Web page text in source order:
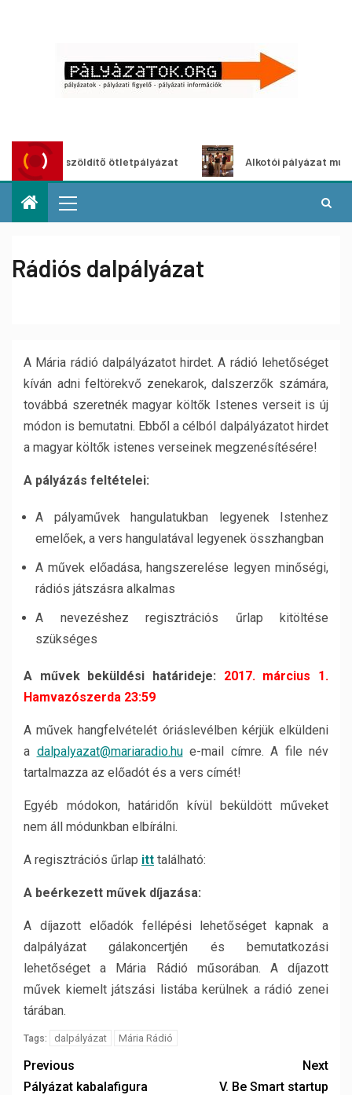
Városzöldítő ötletpályázat Alkotói pályázat
Rádiós dalpályázat
A Mária rádió dalpályázatot hirdet. A rádió lehetőséget
kíván adni feltörekvő zenekarok, dalszerzők számára,
továbbá szeretnék magyar költők Istenes verseit is új
módon is bemutatni. Ebből a célból dalpályázatot hirdet
a magyar költők istenes verseinek megzenésítésére!
A pályázás feltételei:
A pályaművek hangulatukban legyenek Istenhez
emelőek, a vers hangulatával legyenek összhangban
A művek előadása, hangszerelése legyen minőségi,
rádiós játszásra alkalmas
A nevezéshez regisztrációs űrlap kitöltése
szükséges
A művek beküldési határideje: 2017. március 1.
Hamvazószerda 23:59
A művek hangfelvételét óriáslevélben kérjük elküldeni
a dalpalyazat@mariaradio.hue-mail címre. A file név
tartalmazza az előadót és a vers címét!
Egyéb módokon, határidőn kívül beküldött műveket
nem áll módunkban elbírálni.
A regisztrációs űrlap itt található:
A beérkezett művek díjazása:
A díjazott előadók fellépési lehetőséget kapnak a
dalpályázat gálakoncertjén és bemutatkozási
lehetőséget a Mária Rádió műsorában. A díjazott
művek kiemelt játszási listába kerülnek a rádió zenei
tárában.
Tags: dalpályázat Mária Rádió
Previous
Pályázat kabalafigura
Next
V. Be Smart startup